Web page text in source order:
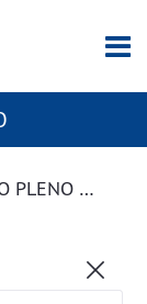
ACTAS DE ACORDOS DAS SESIÓNS DO PLENO DA CORPORACIÓN